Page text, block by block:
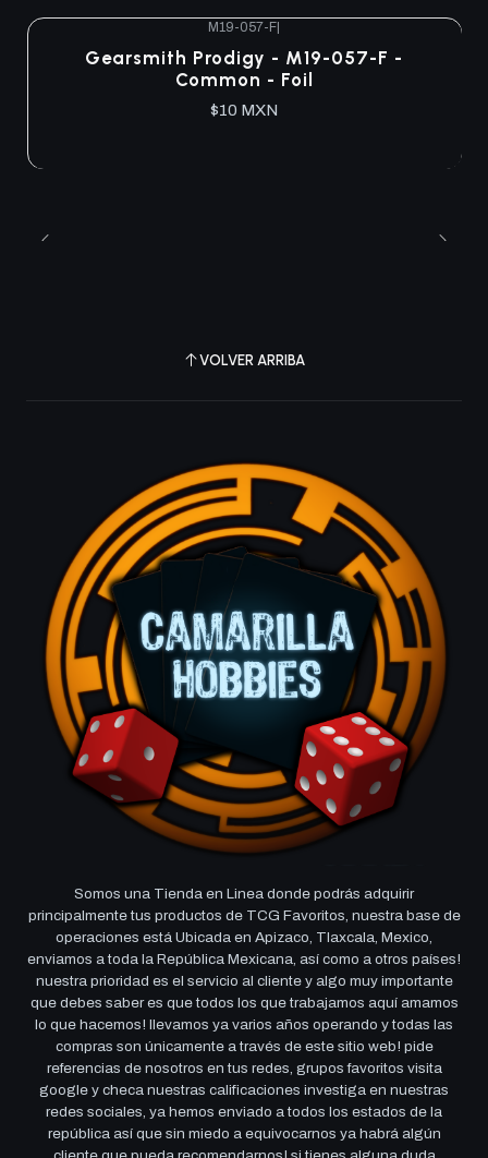
M19-057-F
Gearsmith Prodigy - M19-057-F -
Common - Foil
$10 MXN
VOLVER ARRIBA
Somos una Tienda en Linea donde podrás adquirir
principalmente tus productos de TCG Favoritos, nuestra base de
operaciones está Ubicada en Apizaco, Tlaxcala, Mexico,
enviamos a toda la República Mexicana, así como a otros países!
nuestra prioridad es el servicio al cliente y algo muy importante
que debes saber es que todos los que trabajamos aquí amamos
lo que hacemos! llevamos ya varios años operando y todas las
compras son únicamente a través de este sitio web! pide
referencias de nosotros en tus redes, grupos favoritos visita
google y checa nuestras calificaciones investiga en nuestras
redes sociales, ya hemos enviado a todos los estados de la
república así que sin miedo a equivocarnos ya habrá algún